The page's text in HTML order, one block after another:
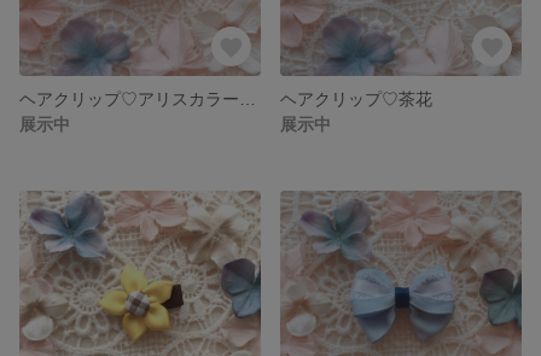
展示中
ヘアクリップ♡茶花
展示中